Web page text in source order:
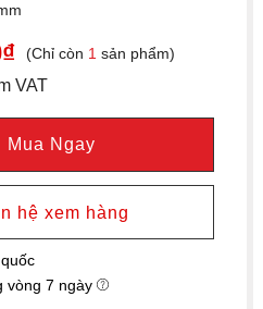
(Chỉ còn 1 sản phẩm)
VAT
Mua Ngay
hệ xem hàng
vòng 7 ngày